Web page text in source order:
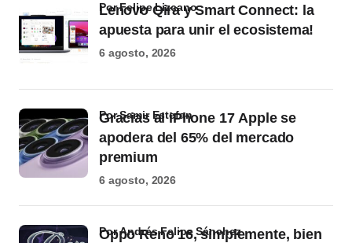
Lenovo Qira y Smart Connect: la
apuesta para unir el ecosistema!
por Felipe Lizcano
6 agosto, 2026
Gracias al iPhone 17 Apple se
apodera del 65% del mercado
premium
por Samir Estefan
6 agosto, 2026
Oppo Reno 16, simplemente, bien
por Andrés Felipe Sánchez